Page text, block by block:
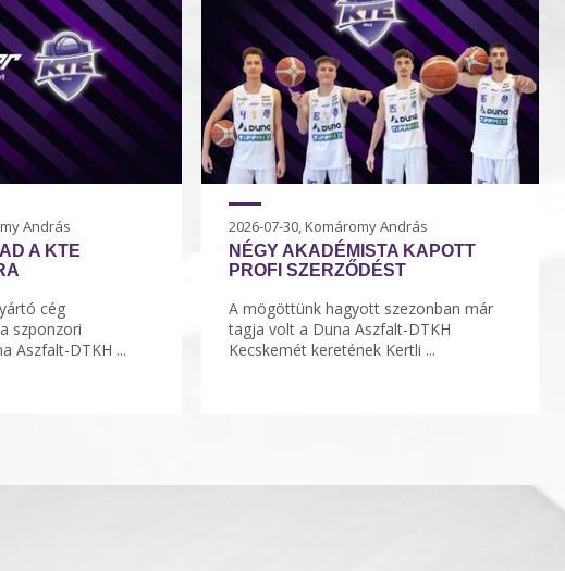
András
A KTE
cég
szponzori
Aszfalt-DTKH ...
2026-07-30, Komáromy András
NÉGY AKADÉMISTA KAPOTT
PROFI SZERZŐDÉST
A mögöttünk hagyott szezonban már
tagja volt a Duna Aszfalt-DTKH
Kecskemét keretének Kertli ...